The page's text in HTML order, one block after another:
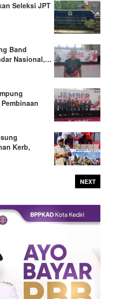
Seleksi JPT
Band
Nasional,…
Kerb,
NEXT